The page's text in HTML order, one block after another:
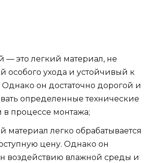
это легкий материал, не
особого ухода и устойчивый к
он достаточно дорогой и
определенные технические
в процессе монтажа;
материал легко обрабатывается
цену. Однако он
воздействию влажной среды и